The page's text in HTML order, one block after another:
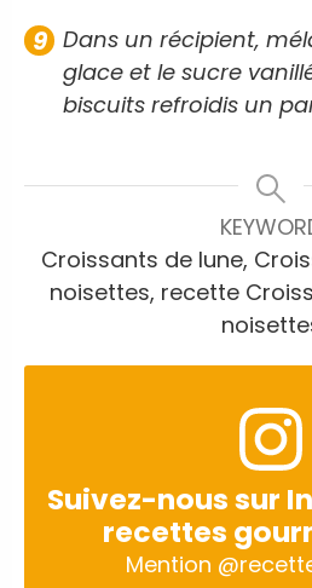
Dans un récipient,
glace et le sucre
biscuits refroidis un
Croissants de lune,
noisettes, recette
Suivez-nous sur
recettes
Mention